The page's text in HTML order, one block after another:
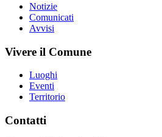
Notizie
Comunicati
Avvisi
Vivere il Comune
Luoghi
Eventi
Territorio
Contatti